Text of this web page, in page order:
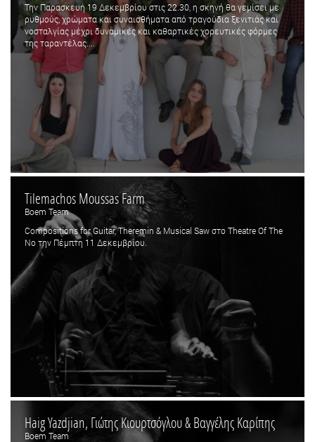
Την Παρασκευή 19 Δεκεμβρίου στις 22.30, η σκηνή θα γεμίσει με
ρυθμούς, χρώματα και συναισθήματα από τραγούδια ξενιτιάς και
νοσταλγίας μέχρι δυναμικές και καθαρτικές χορευτικές φόρμες
της ταραντέλας....
Tilemachos Moussas Farm
Boem Team
Compositions for Guitar, Theremin & Musical Saw στο Theatre Of The
No την Πέμπτη 11 Δεκεμβρίου.
Haig Yazdjian, Γιώτης Κιουρτσόγλου & Βαγγέλης Καρίπης
Boem Team